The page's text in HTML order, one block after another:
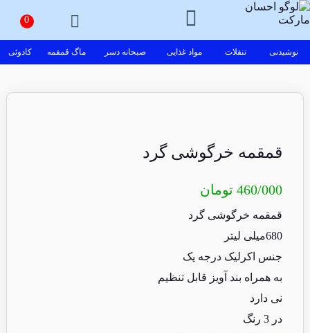
نوشیدنی تنقلات مواد غذایی صبحانه دسر ماگ قمقمه کادوئی
قمقمه خرگوشی گرد
460/000 تومان
قمقمه خرگوشی گرد
680میلی لیتر
جنس اکرلیک درجه یک
به همراه بند آویز قابل تنظیم
نی دارد
در 3 رنگ